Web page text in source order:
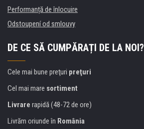
Performanță de înlocuire
Odstoupení od smlouvy
DE CE SĂ CUMPĂRAȚI DE LA NOI?
Cele mai bune preţuri preţuri
Cel mai mare sortiment
Livrare rapidă (48-72 de ore)
Livrăm oriunde în România